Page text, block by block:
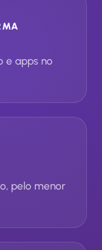
e apps no
pelo menor